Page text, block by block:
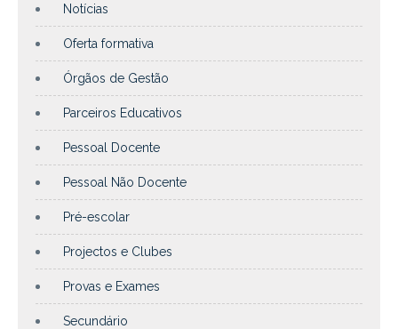
Notícias
Oferta formativa
Órgãos de Gestão
Parceiros Educativos
Pessoal Docente
Pessoal Não Docente
Pré-escolar
Projectos e Clubes
Provas e Exames
Secundário